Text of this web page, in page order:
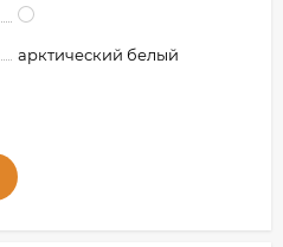
арктический белый